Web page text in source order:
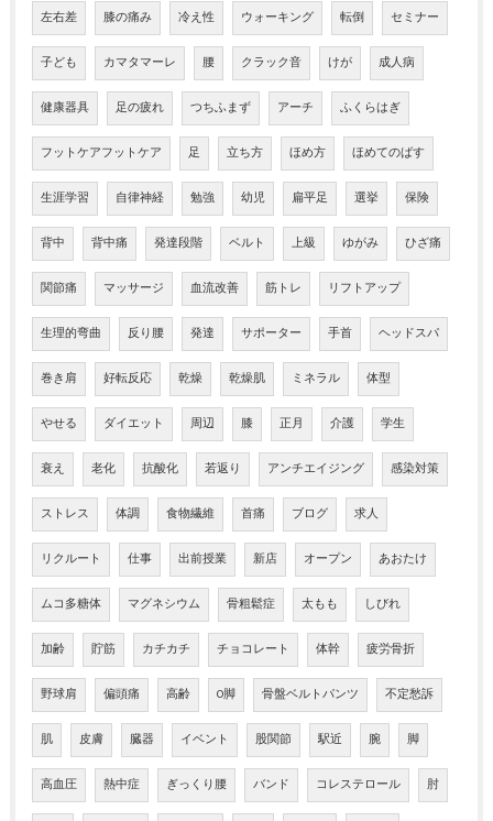
左右差 膝の痛み 冷え性 ウォーキング 転倒 セミナー
子ども カマタマーレ 腰 クラック音 けが 成人病
健康器具 足の疲れ つちふまず アーチ ふくらはぎ
フットケアフットケア 足 立ち方 ほめ方 ほめてのばす
生涯学習 自律神経 勉強 幼児 扁平足 選挙 保険
背中 背中痛 発達段階 ベルト 上級 ゆがみ ひざ痛
関節痛 マッサージ 血流改善 筋トレ リフトアップ
生理的弯曲 反り腰 発達 サポーター 手首 ヘッドスパ
巻き肩 好転反応 乾燥 乾燥肌 ミネラル 体型
やせる ダイエット 周辺 膝 正月 介護 学生
衰え 老化 抗酸化 若返り アンチエイジング 感染対策
ストレス 体調 食物繊維 首痛 ブログ 求人
リクルート 仕事 出前授業 新店 オープン あおたけ
ムコ多糖体 マグネシウム 骨粗鬆症 太もも しびれ
加齢 貯筋 カチカチ チョコレート 体幹 疲労骨折
野球肩 偏頭痛 高齢 O脚 骨盤ベルトパンツ 不定愁訴
肌 皮膚 臓器 イベント 股関節 駅近 腕 脚
高血圧 熱中症 ぎっくり腰 バンド コレステロール 肘